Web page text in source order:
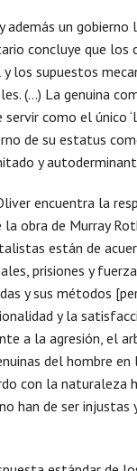
además un gobierno
concluye que los
los supuestos
(…) La genuina
como el único
de su estatus como
y
encuentra la
obra de Murray
están de
prisiones y
y sus métodos
y la
a la agresión, el
del hombre en
con la naturaleza
han de ser injustas